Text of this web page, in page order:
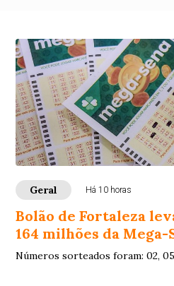
Geral Há 10 horas
Bolão de Fortaleza
164 milhões da Mega-
Números sorteados foram: 02,